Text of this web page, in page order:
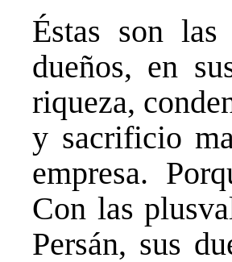
Éstas son
dueños, en
riqueza,
y sacrificio
empresa.
Con las
Persán, sus